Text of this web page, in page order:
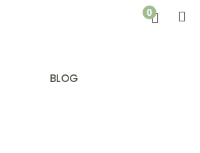
BLOG